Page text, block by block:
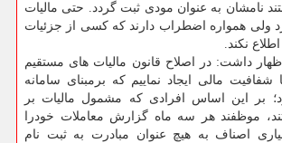
نامشان به عنوان مودی ثبت گردد. حتی مالیات
ولی همواره اضطراب دارند كه كسی از جزئیات
نكند.
داشت: در اصلاح قانون مالیات های مستقیم
مالی ایجاد نماییم كه برمبنای سامانه
بر این اساس افرادی كه مشمول مالیات بر
موظفند هر سه ماه گزارش معاملات خودرا
اصناف به هیچ عنوان مبادرت به ثبت نام